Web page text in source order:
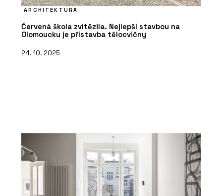
ARCHITEKTURA
Červená škola zvítězila. Nejlepší stavbou na
Olomoucku je přístavba tělocvičny
24. 10. 2025